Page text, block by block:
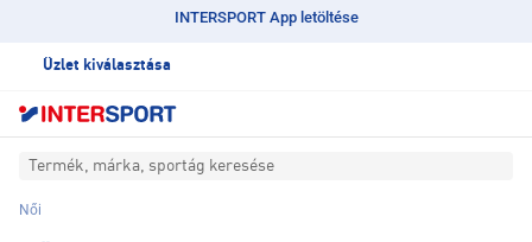
INTERSPORT App letöltése
Üzlet kiválasztása
Termék, márka, sportág keresése
Női